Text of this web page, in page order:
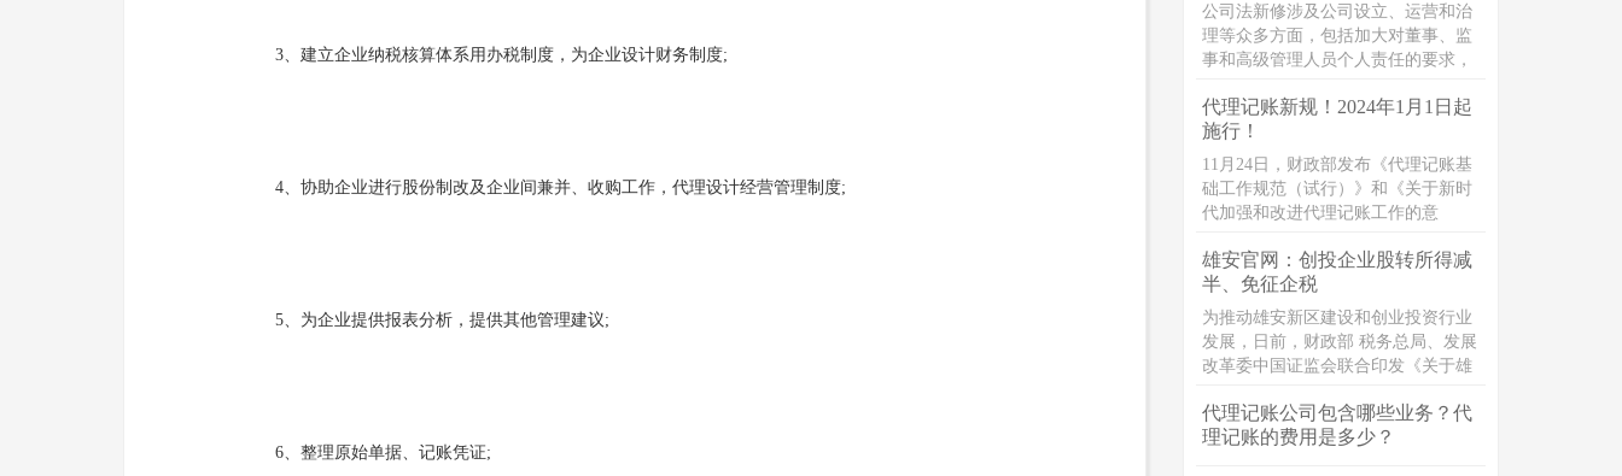
3、建立企业纳税核算体系用办税制度，为企业设计财务制度;
4、协助企业进行股份制改及企业间兼并、收购工作，代理设计经营管理制度;
5、为企业提供报表分析，提供其他管理建议;
6、整理原始单据、记账凭证;
公司法新修涉及公司设立、运营和治
理等众多方面，包括加大对董事、监
事和高级管理人员个人责任的要求，
无论公司法人、股东、投资者、中高
管理层都格外关注此次新法对公司经
营乃至公司章程设计的实际影响，无
论是身处其中的法务，还是从事公司
业务的民商事律师，都需要透彻掌握
代理记账新规！2024年1月1日起
施行！
11月24日，财政部发布《代理记账基
础工作规范（试行）》和《关于新时
代加强和改进代理记账工作的意
雄安官网：创投企业股转所得减
半、免征企税
为推动雄安新区建设和创业投资行业
发展，日前，财政部 税务总局、发展
改革委中国证监会联合印发《关于雄
所得税试点政策的通知》（财税
〔2023〕40号）（以下简称《通
代理记账公司包含哪些业务？代
理记账的费用是多少？